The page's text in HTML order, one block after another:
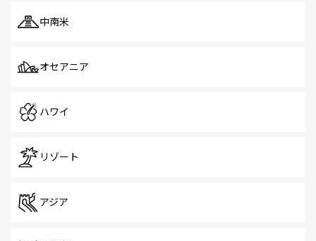
中南米
オセアニア
ハワイ
リゾート
アジア